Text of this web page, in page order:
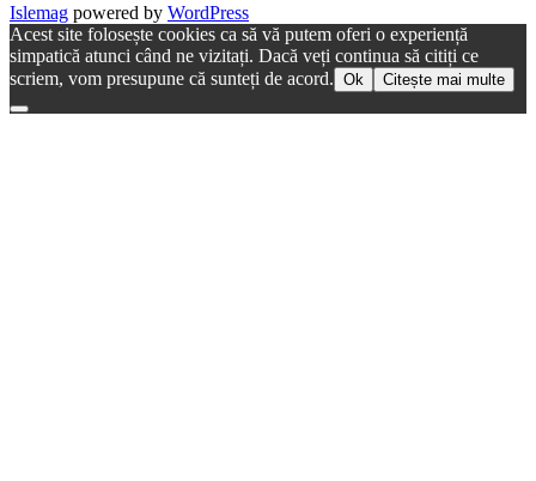
Islemag powered by WordPress
Acest site folosește cookies ca să vă putem oferi o experiență
simpatică atunci când ne vizitați. Dacă veți continua să citiți ce
scriem, vom presupune că sunteți de acord. Ok Citește mai multe